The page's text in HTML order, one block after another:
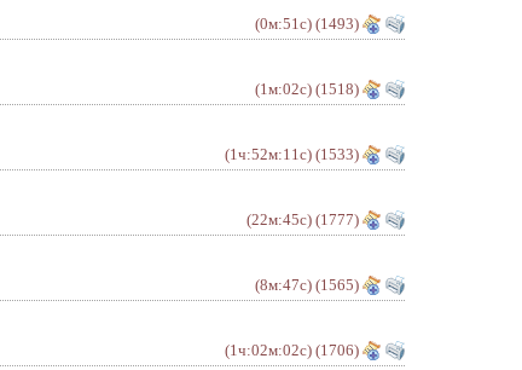
(0м:51с) (1493)
(1м:02с) (1518)
(1ч:52м:11с) (1533)
(22м:45с) (1777)
(8м:47с) (1565)
(1ч:02м:02с) (1706)